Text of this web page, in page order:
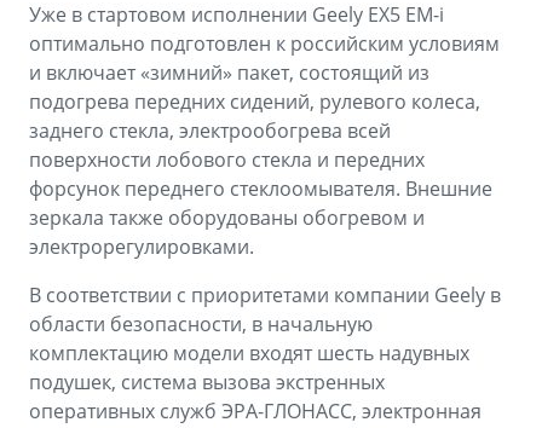
Уже в стартовом исполнении Geely EX5 EM-i
оптимально подготовлен к российским условиям
и включает «зимний» пакет, состоящий из
подогрева передних сидений, рулевого колеса,
заднего стекла, электрообогрева всей
поверхности лобового стекла и передних
форсунок переднего стеклоомывателя. Внешние
зеркала также оборудованы обогревом и
электрорегулировками.
В соответствии с приоритетами компании Geely в
области безопасности, в начальную
комплектацию модели входят шесть надувных
подушек, система вызова экстренных
оперативных служб ЭРА-ГЛОНАСС, электронная